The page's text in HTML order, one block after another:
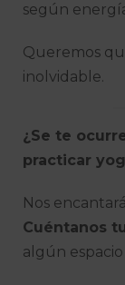
según
Queremos
inolvidable.
¿Se te
practicar
Nos
Cuéntanos
algún